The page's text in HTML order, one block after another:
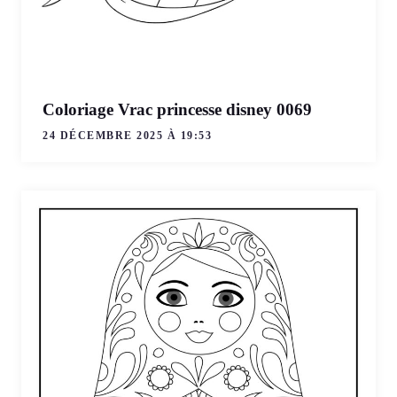
Coloriage Vrac princesse disney 0069
24 DÉCEMBRE 2025 À 19:53